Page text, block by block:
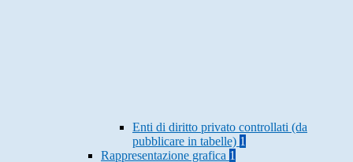
Enti di diritto privato controllati (da
pubblicare in tabelle) 1
Rappresentazione grafica 1